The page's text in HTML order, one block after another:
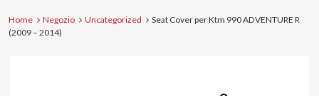
Home Negozio Uncategorized
Seat Cover per Ktm 990 ADVENTURE R
(2009 – 2014)